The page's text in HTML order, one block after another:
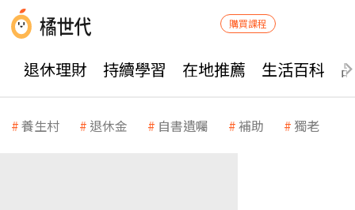
購買課程
退休理財 持續學習 在地推薦 生活百科
養生村 退休金 自書遺囑 補助 獨老